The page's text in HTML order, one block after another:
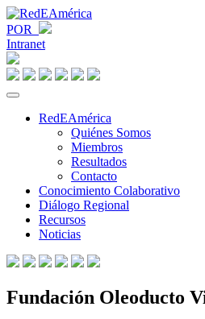
POR
Intranet
RedEAmérica
Quiénes Somos
Miembros
Resultados
Contacto
Conocimiento Colaborativo
Diálogo Regional
Recursos
Noticias
Fundación Oleoducto